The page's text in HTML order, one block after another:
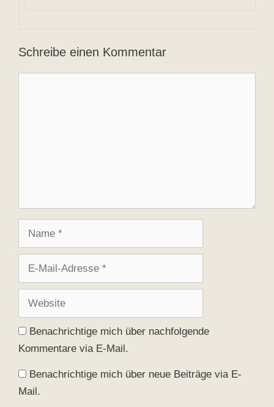
Schreibe einen Kommentar
Adresse
Benachrichtige mich über nachfolgende
Kommentare via E-Mail.
Benachrichtige mich über neue Beiträge via E-
Mail.